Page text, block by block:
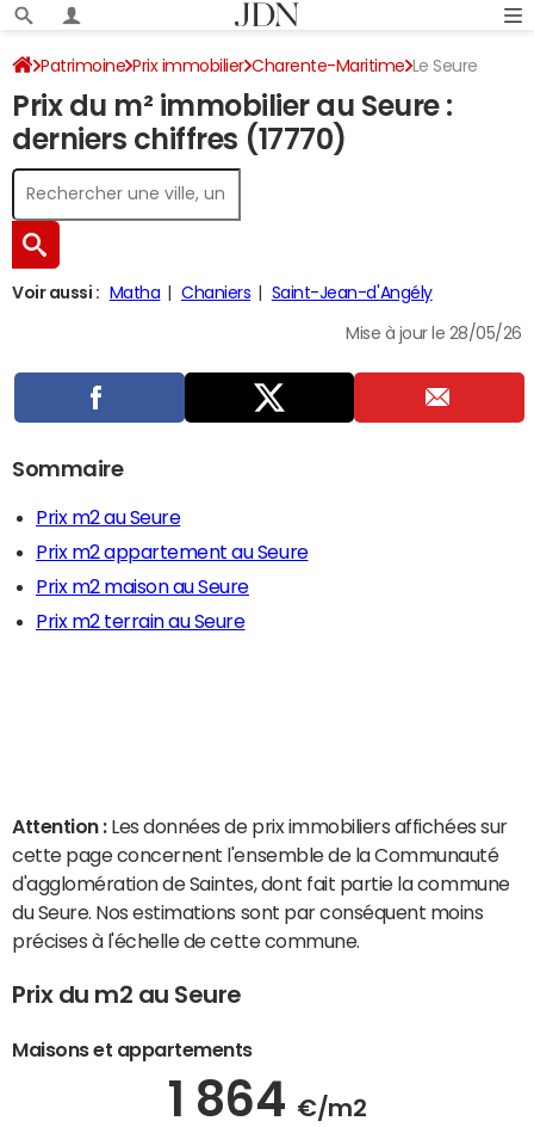
Patrimoine Prix immobilier Charente-Maritime Le Seure
Prix du m² immobilier au Seure :
derniers chiffres (17770)
Voir aussi : Matha Chaniers Saint-Jean-d'Angély
Mise à jour le 28/05/26
Sommaire
Prix m2 au Seure
Prix m2 appartement au Seure
Prix m2 maison au Seure
Prix m2 terrain au Seure
Attention : Les données de prix immobiliers affichées sur
cette page concernent l'ensemble de la Communauté
d'agglomération de Saintes, dont fait partie la commune
du Seure. Nos estimations sont par conséquent moins
précises à l'échelle de cette commune.
Prix du m2 au Seure
Maisons et appartements
1 864 €/m2